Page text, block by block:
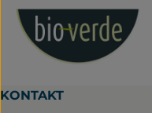
KONTAKT